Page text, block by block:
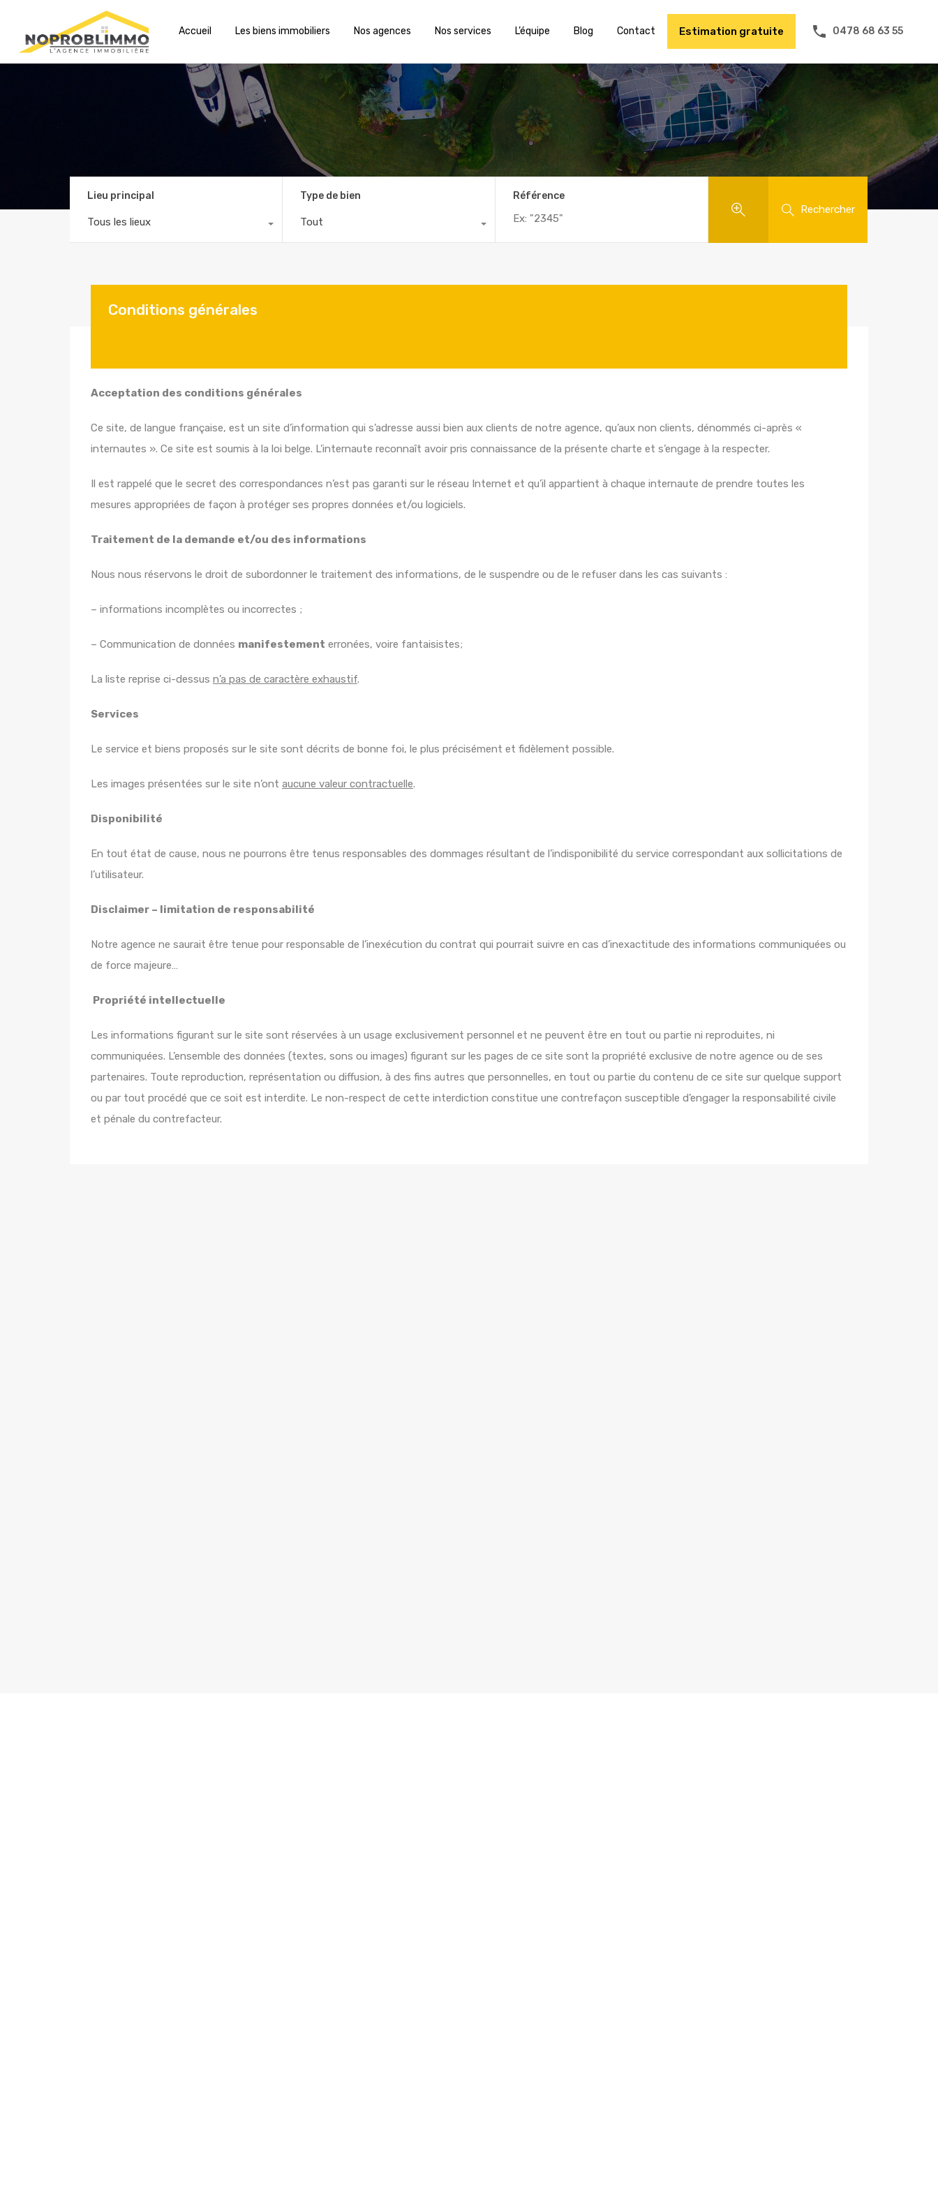
Accueil Les biens immobiliers Nos agences Nos services L’équipe Blog Contact Estimation gratuite 0478 68 63 55
Lieu principal
Tous les lieux
Type de bien
Tout
Référence
Rechercher
Conditions générales
Acceptation des conditions générales
Ce site, de langue française, est un site d’information qui s’adresse aussi bien aux clients de notre agence, qu’aux non clients, dénommés ci-après «
internautes ». Ce site est soumis à la loi belge. L’internaute reconnaît avoir pris connaissance de la présente charte et s’engage à la respecter.
Il est rappelé que le secret des correspondances n’est pas garanti sur le réseau Internet et qu’il appartient à chaque internaute de prendre toutes les
mesures appropriées de façon à protéger ses propres données et/ou logiciels.
Traitement de la demande et/ou des informations
Nous nous réservons le droit de subordonner le traitement des informations, de le suspendre ou de le refuser dans les cas suivants :
– informations incomplètes ou incorrectes ;
– Communication de données manifestement erronées, voire fantaisistes;
La liste reprise ci-dessus n’a pas de caractère exhaustif.
Services
Le service et biens proposés sur le site sont décrits de bonne foi, le plus précisément et fidèlement possible.
Les images présentées sur le site n’ont aucune valeur contractuelle.
Disponibilité
En tout état de cause, nous ne pourrons être tenus responsables des dommages résultant de l’indisponibilité du service correspondant aux sollicitations de
l’utilisateur.
Disclaimer – limitation de responsabilité
Notre agence ne saurait être tenue pour responsable de l’inexécution du contrat qui pourrait suivre en cas d’inexactitude des informations communiquées ou
de force majeure…
Propriété intellectuelle
Les informations figurant sur le site sont réservées à un usage exclusivement personnel et ne peuvent être en tout ou partie ni reproduites, ni
communiquées. L’ensemble des données (textes, sons ou images) figurant sur les pages de ce site sont la propriété exclusive de notre agence ou de ses
partenaires. Toute reproduction, représentation ou diffusion, à des fins autres que personnelles, en tout ou partie du contenu de ce site sur quelque support
ou par tout procédé que ce soit est interdite. Le non-respect de cette interdiction constitue une contrefaçon susceptible d’engager la responsabilité civile
et pénale du contrefacteur.